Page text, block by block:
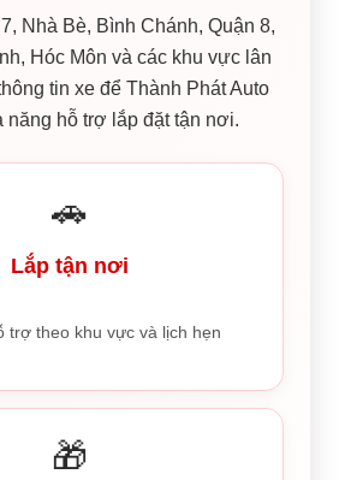
Nhà Bè, Bình Chánh, Quận 8,
Hóc Môn và các khu vực lân
tin xe để Thành Phát Auto
năng hỗ trợ lắp đặt tận nơi.
🚗
Lắp tận nơi
trợ theo khu vực và lịch hẹn
🎁